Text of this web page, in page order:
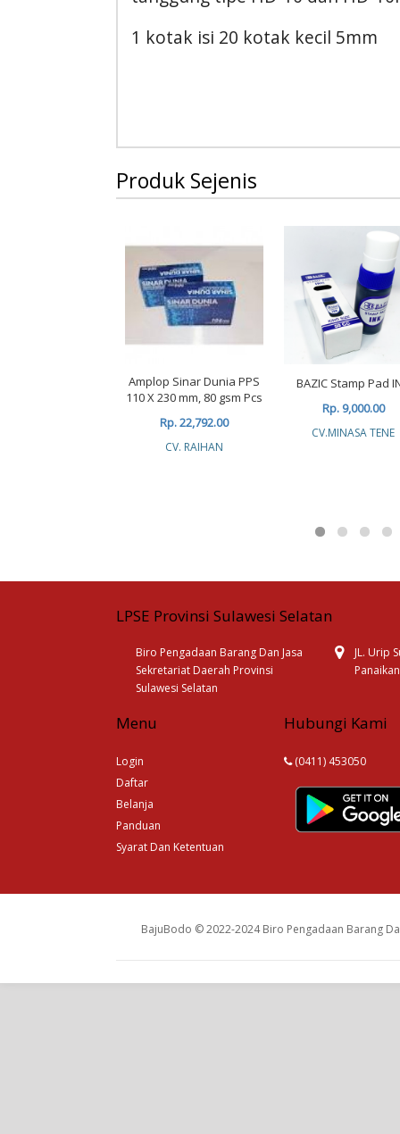
1 kotak isi 20 kotak kecil 5mm
Produk Sejenis
Amplop Sinar Dunia PPS
110 X 230 mm, 80 gsm Pcs
Rp. 22,792.00
CV. RAIHAN
BAZIC Stamp Pad
Rp. 9,000.00
CV.MINASA TENE
LPSE Provinsi Sulawesi Selatan
Biro Pengadaan Barang Dan Jasa
Sekretariat Daerah Provinsi
Sulawesi Selatan
JL. Urip
Menu
Login
Daftar
Belanja
Panduan
Syarat Dan Ketentuan
Hubungi Kami
(0411) 453050
BajuBodo © 2022-2024 Biro Pengadaan Barang